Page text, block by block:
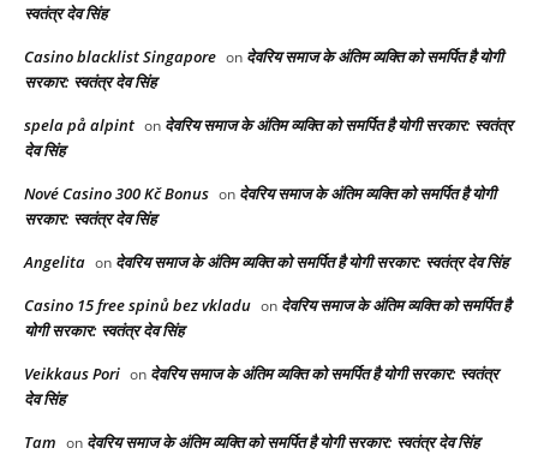
स्वतंत्र देव सिंह
Casino blacklist Singapore on देवरिय समाज के अंतिम व्यक्ति को समर्पित है योगी
सरकार: स्वतंत्र देव सिंह
spela på alpint on देवरिय समाज के अंतिम व्यक्ति को समर्पित है योगी सरकार: स्वतंत्र
देव सिंह
Nové Casino 300 Kč Bonus on देवरिय समाज के अंतिम व्यक्ति को समर्पित है योगी
सरकार: स्वतंत्र देव सिंह
Angelita on देवरिय समाज के अंतिम व्यक्ति को समर्पित है योगी सरकार: स्वतंत्र देव सिंह
Casino 15 free spinů bez vkladu on देवरिय समाज के अंतिम व्यक्ति को समर्पित है
योगी सरकार: स्वतंत्र देव सिंह
Veikkaus Pori on देवरिय समाज के अंतिम व्यक्ति को समर्पित है योगी सरकार: स्वतंत्र
देव सिंह
Tam on देवरिय समाज के अंतिम व्यक्ति को समर्पित है योगी सरकार: स्वतंत्र देव सिंह